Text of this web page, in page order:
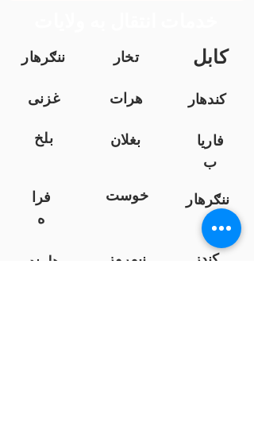
ننګرهار تخار کابل
غزنی هرات
کندهار
بلخ
بغلان
فاریا
ب
فرا
ه
خوست ننګرهار
هلمند نیمروز
کندز